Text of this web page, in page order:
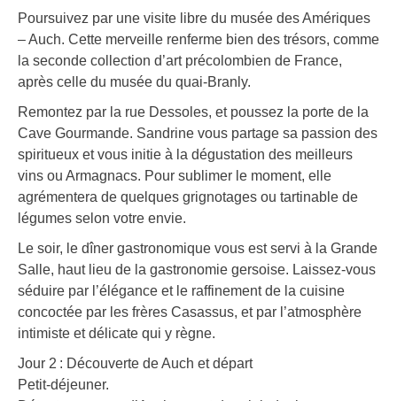
Poursuivez par une visite libre du musée des Amériques
– Auch. Cette merveille renferme bien des trésors, comme
la seconde collection d’art précolombien de France,
après celle du musée du quai-Branly.
Remontez par la rue Dessoles, et poussez la porte de la
Cave Gourmande. Sandrine vous partage sa passion des
spiritueux et vous initie à la dégustation des meilleurs
vins ou Armagnacs. Pour sublimer le moment, elle
agrémentera de quelques grignotages ou tartinable de
légumes selon votre envie.
Le soir, le dîner gastronomique vous est servi à la Grande
Salle, haut lieu de la gastronomie gersoise. Laissez-vous
séduire par l’élégance et le raffinement de la cuisine
concoctée par les frères Casassus, et par l’atmosphère
intimiste et délicate qui y règne.
Jour 2 : Découverte de Auch et départ
Petit-déjeuner.